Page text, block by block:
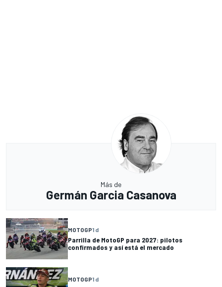
Más de
Germán Garcia Casanova
MOTOGP1 d
Parrilla de MotoGP para 2027: pilotos
confirmados y así está el mercado
MOTOGP1 d